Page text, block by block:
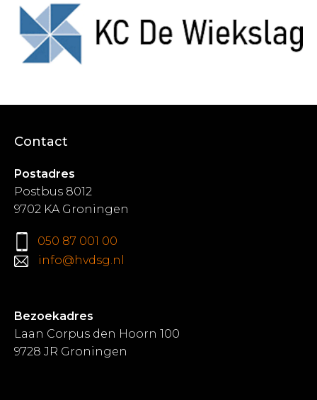
Contact
Postadres
Postbus 8012
9702 KA Groningen
050 87 001 00
info@hvdsg.nl
Bezoekadres
Laan Corpus den Hoorn 100
9728 JR Groningen